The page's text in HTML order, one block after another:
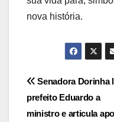
nova história.
Post
Senadora Dorinha
prefeito Eduardo a
ministro e articula